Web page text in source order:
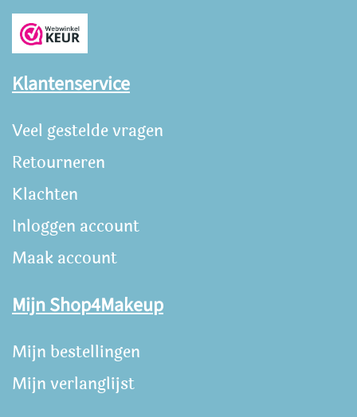
Klantenservice
Veel gestelde vragen
Retourneren
Klachten
Inloggen account
Maak account
Mijn Shop4Makeup
Mijn bestellingen
Mijn verlanglijst